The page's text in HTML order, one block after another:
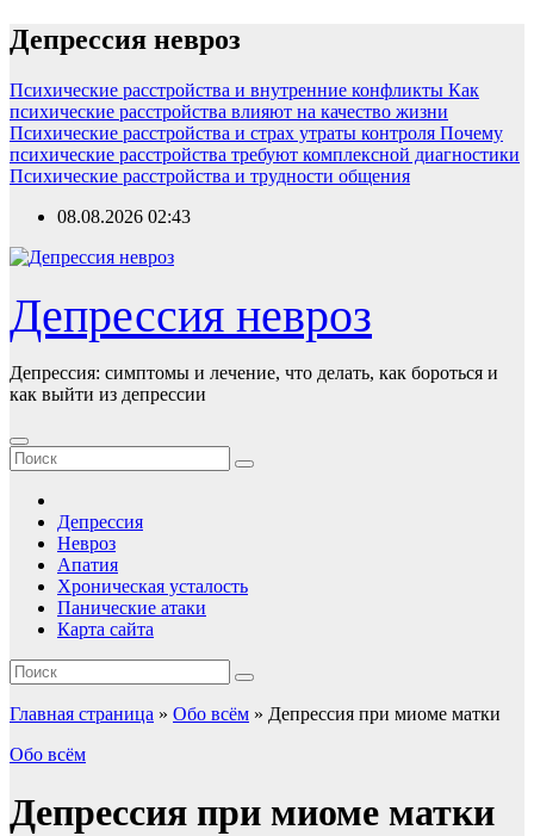
Перейти
кДепрессия невроз
Психические расстройства и внутренние конфликты Как
психические расстройства влияют на качество жизни
Психические расстройства и страх утраты контроля Почему
психические расстройства требуют комплексной диагностики
Психические расстройства и трудности общения
08.08.2026 02:43
Депрессия невроз
Депрессия: симптомы и лечение, что делать, как бороться и
как выйти из депрессии
Депрессия
Невроз
Апатия
Хроническая усталость
Панические атаки
Карта сайта
Главная страница » Обо всём » Депрессия при миоме матки
Обо всём
Депрессия при миоме матки